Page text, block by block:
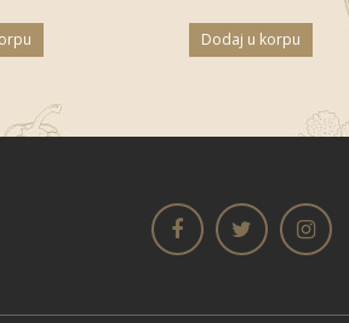
Dodaj u korpu